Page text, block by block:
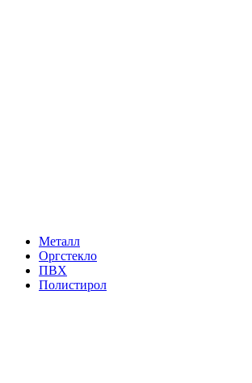
Металл
Оргстекло
ПВХ
Полистирол